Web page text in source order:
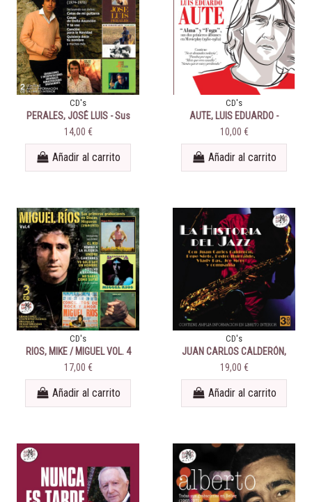
CD's
PERALES, JOSÉ LUIS - Sus
cuatro primeros álbumes
(1974-1976)
14,00 €
Añadir al carrito
CD's
AUTE, LUIS EDUARDO -
“ALMA” Y “FUGA”, SUS DOS
PRIMEROS ÁLBUMES EN
MOVIEPLAY 1980-1982
10,00 €
Añadir al carrito
CD's
RIOS, MIKE / MIGUEL VOL. 4
17,00 €
Añadir al carrito
CD's
JUAN CARLOS CALDERÓN,
PEDRO ITURRALDE, PEPE
NIETO, VLADY BAS… - LA
HISTORIA DEL JAZZ
19,00 €
Añadir al carrito